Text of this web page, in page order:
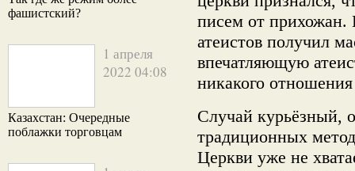
фашистский?
1 апреля
2022 04:08
Казахстан: Очередные
поблажки торговцам
писем от
атеистов получил
впечатляющую
никакого
Случай курьёзный,
традиционных
Церкви уже не